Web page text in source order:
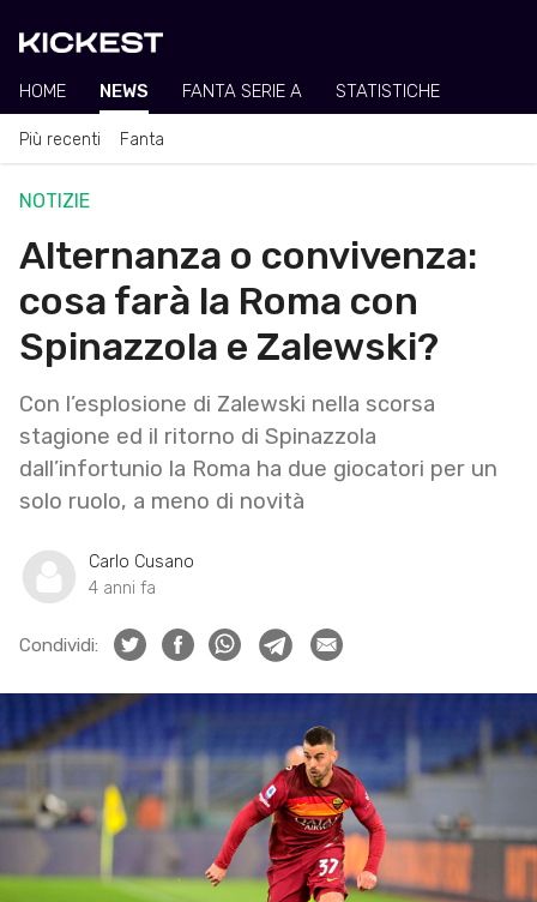
HOME NEWS FANTA SERIE A STATISTICHE
Più recenti Fanta
NOTIZIE
Alternanza o convivenza:
cosa farà la Roma con
Spinazzola e Zalewski?
Con l’esplosione di Zalewski nella scorsa
stagione ed il ritorno di Spinazzola
dall’infortunio la Roma ha due giocatori per un
solo ruolo, a meno di novità
Carlo Cusano
4 anni fa
Condividi: